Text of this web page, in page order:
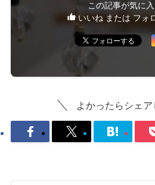
この記事が気に
いいね または フォ
よかったらシェア